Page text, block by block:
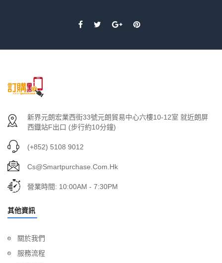
新界元朗宏業西街33號元朗貿易中心六樓10-12室 就近朗屏
西鐡站F出口 (步行約10分鐘)
(+852) 5108 9012
Cs@smartpurchase.com.hk
營業時間: 10:00AM - 7:30PM
其他資訊
關於我們
服務流程